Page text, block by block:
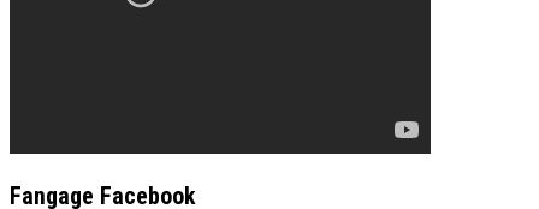
Fangage Facebook